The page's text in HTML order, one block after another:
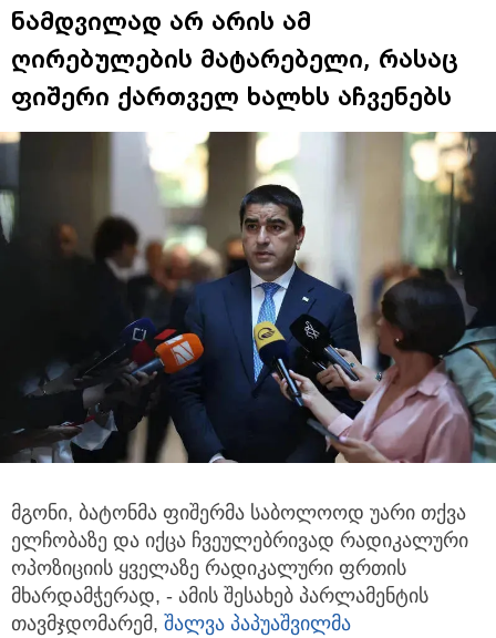
ნამდვილად არ არის ამ
ღირებულების მატარებელი, რასაც
ფიშერი ქართველ ხალხს აჩვენებს
მგონი, ბატონმა ფიშერმა საბოლოოდ უარი თქვა
ელჩობაზე და იქცა ჩვეულებრივად რადიკალური
ოპოზიციის ყველაზე რადიკალური ფრთის
მხარდამჭერად, - ამის შესახებ პარლამენტის
თავმჯდომარემ, შალვა პაპუაშვილმა